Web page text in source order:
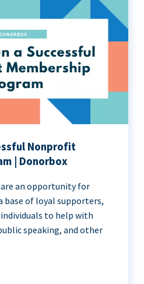
Nonprofit
| Donorbox
an opportunity for
of loyal supporters,
to help with
speaking, and other